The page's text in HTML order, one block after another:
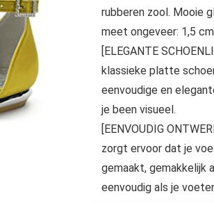
rubberen zool. Mooie
meet ongeveer: 1,5
[ELEGANTE
klassieke platte
eenvoudige en
je been visueel.
[EENVOUDIG
zorgt ervoor dat je
gemaakt, gemakkelijk
eenvoudig als je